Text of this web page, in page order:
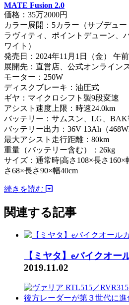
MATE Fusion 2.0
価格：35万2000円
カラー展開：5カラー（サブデュ
ラヴィティ、ポイントデューン、
ワイト）
発売日：2024年11月1日（金） 午
展開先：直営店、公式オンライン
モーター：250W
ディスクブレーキ：油圧式
ギヤ：マイクロシフト製9段変速
アシスト速度上限：時速24.0km
バッテリー：サムスン、LG、BAK
バッテリー出力：36V 13Ah（
最大アシスト走行距離：80km
重量（バッテリー含む）：26kg
サイズ：通常時|高さ108×長さ160×
さ68×長さ90×幅40cm
続きを読む
関連する記事
【ミヤタ】eバイクオー
2019.11.02